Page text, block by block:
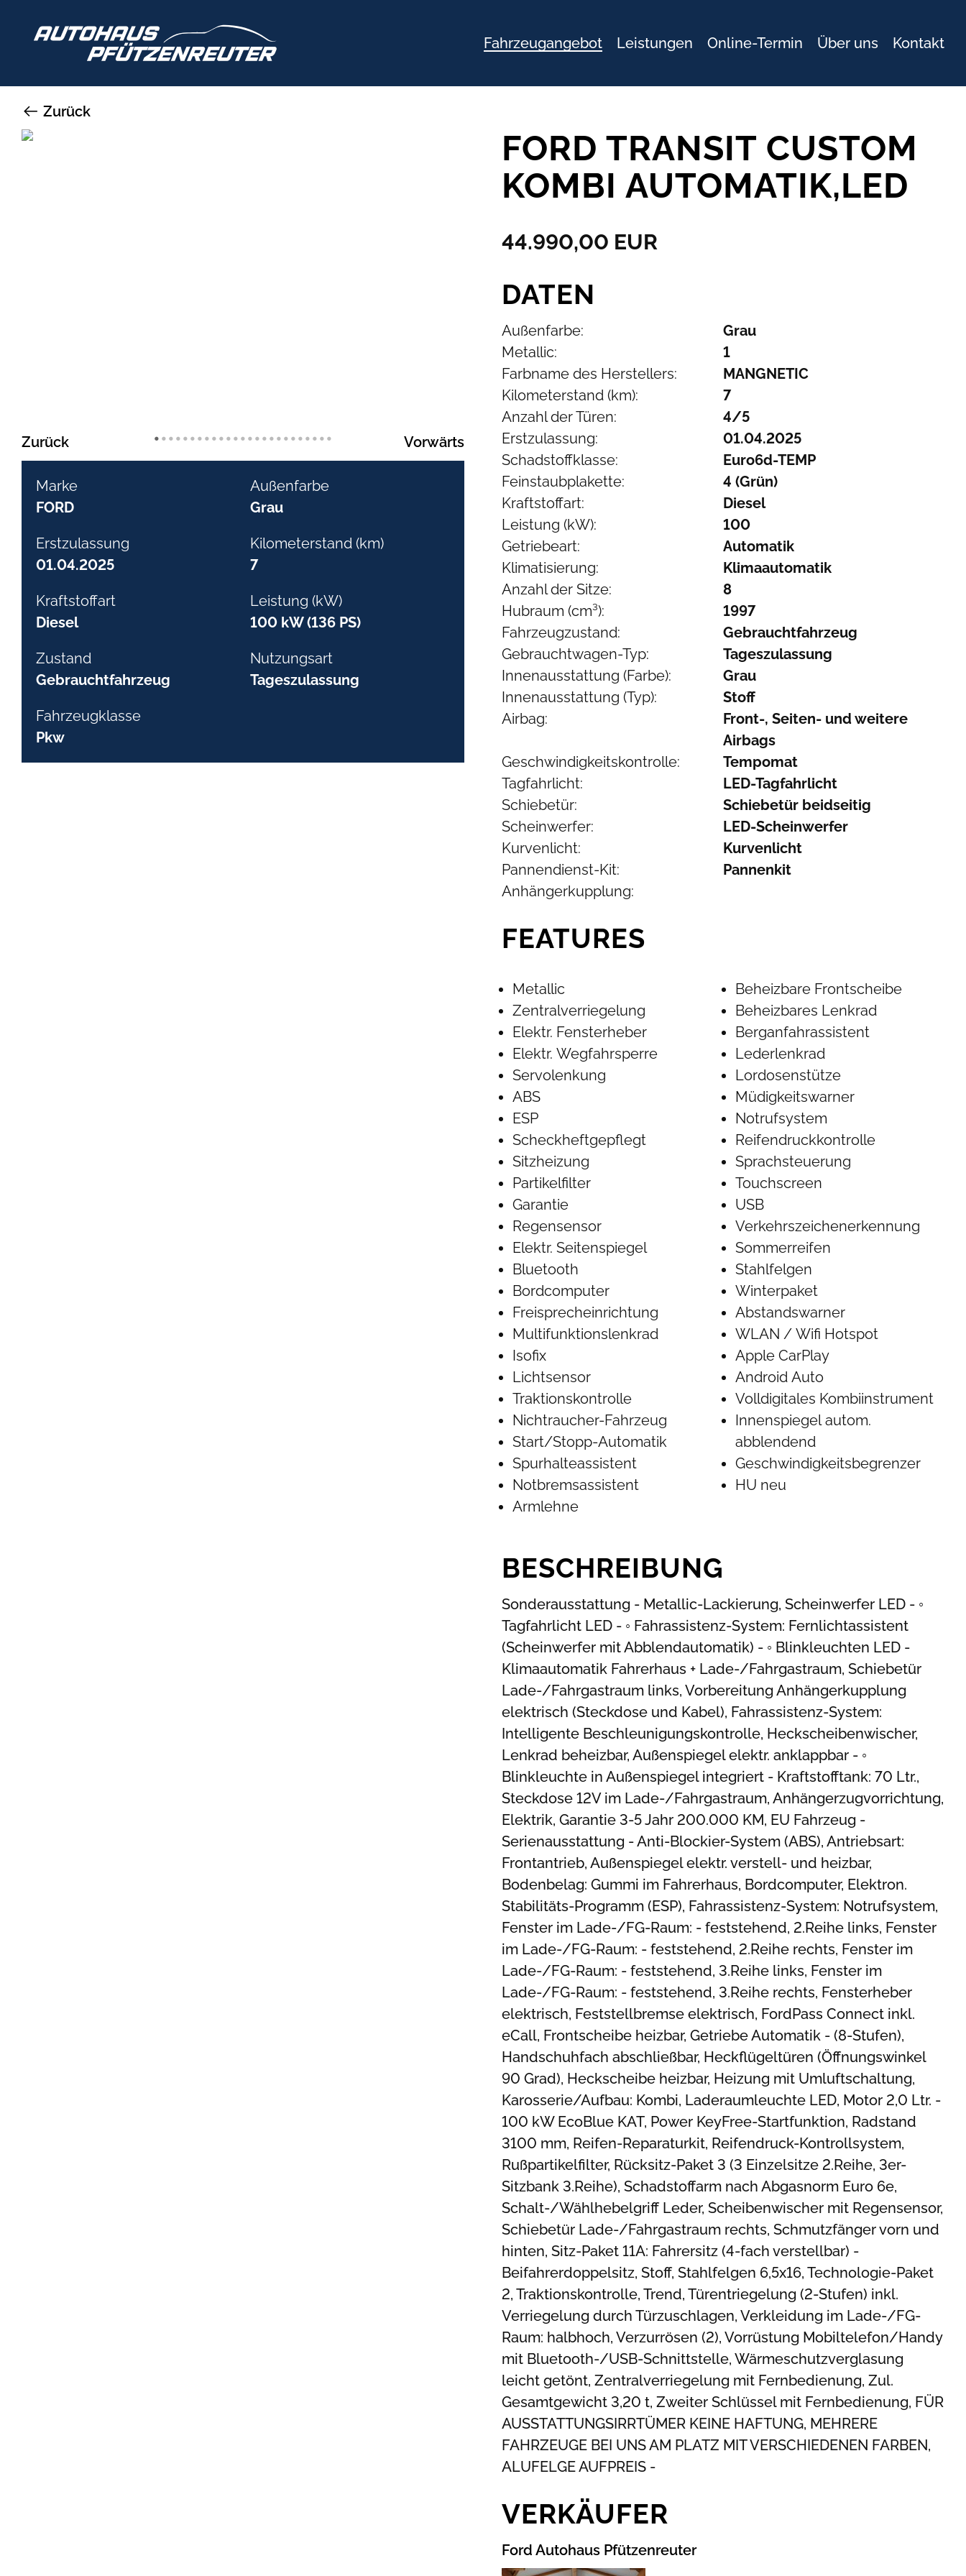
Navigation
überspringen
Fahrzeugangebot Leistungen Online-Termin Über uns Kontakt
Zurück
Zurück ••••••••••••••••••••••••• Vorwärts
Marke
FORD
Außenfarbe
Grau
Erstzulassung
01.04.2025
Kilometerstand (km)
7
Kraftstoffart
Diesel
Leistung (kW)
100 kW (136 PS)
Zustand
Gebrauchtfahrzeug
Nutzungsart
Tageszulassung
Fahrzeugklasse
Pkw
FORD TRANSIT CUSTOM
KOMBI AUTOMATIK,LED
44.990,00 EUR
DATEN
Außenfarbe:
Grau
Metallic:
1
Farbname des Herstellers:
MANGNETIC
Kilometerstand (km):
7
Anzahl der Türen:
4/5
Erstzulassung:
01.04.2025
Schadstoffklasse:
Euro6d-TEMP
Feinstaubplakette:
4 (Grün)
Kraftstoffart:
Diesel
Leistung (kW):
100
Getriebeart:
Automatik
Klimatisierung:
Klimaautomatik
Anzahl der Sitze:
8
Hubraum (cm³):
1997
Fahrzeugzustand:
Gebrauchtfahrzeug
Gebrauchtwagen-Typ:
Tageszulassung
Innenausstattung (Farbe):
Grau
Innenausstattung (Typ):
Stoff
Airbag:
Front-, Seiten- und weitere
Airbags
Geschwindigkeitskontrolle:
Tempomat
Tagfahrlicht:
LED-Tagfahrlicht
Schiebetür:
Schiebetür beidseitig
Scheinwerfer:
LED-Scheinwerfer
Kurvenlicht:
Kurvenlicht
Pannendienst-Kit:
Pannenkit
Anhängerkupplung:
FEATURES
Metallic
Zentralverriegelung
Elektr. Fensterheber
Elektr. Wegfahrsperre
Servolenkung
ABS
ESP
Scheckheftgepflegt
Sitzheizung
Partikelfilter
Garantie
Regensensor
Elektr. Seitenspiegel
Bluetooth
Bordcomputer
Freisprecheinrichtung
Multifunktionslenkrad
Isofix
Lichtsensor
Traktionskontrolle
Nichtraucher-Fahrzeug
Start/Stopp-Automatik
Spurhalteassistent
Notbremsassistent
Armlehne
Beheizbare Frontscheibe
Beheizbares Lenkrad
Berganfahrassistent
Lederlenkrad
Lordosenstütze
Müdigkeitswarner
Notrufsystem
Reifendruckkontrolle
Sprachsteuerung
Touchscreen
USB
Verkehrszeichenerkennung
Sommerreifen
Stahlfelgen
Winterpaket
Abstandswarner
WLAN / Wifi Hotspot
Apple CarPlay
Android Auto
Volldigitales Kombiinstrument
Innenspiegel autom.
abblendend
Geschwindigkeitsbegrenzer
HU neu
BESCHREIBUNG
Sonderausstattung - Metallic-Lackierung, Scheinwerfer LED - ◦
Tagfahrlicht LED - ◦ Fahrassistenz-System: Fernlichtassistent
(Scheinwerfer mit Abblendautomatik) - ◦ Blinkleuchten LED -
Klimaautomatik Fahrerhaus + Lade-/Fahrgastraum, Schiebetür
Lade-/Fahrgastraum links, Vorbereitung Anhängerkupplung
elektrisch (Steckdose und Kabel), Fahrassistenz-System:
Intelligente Beschleunigungskontrolle, Heckscheibenwischer,
Lenkrad beheizbar, Außenspiegel elektr. anklappbar - ◦
Blinkleuchte in Außenspiegel integriert - Kraftstofftank: 70 Ltr.,
Steckdose 12V im Lade-/Fahrgastraum, Anhängerzugvorrichtung,
Elektrik, Garantie 3-5 Jahr 200.000 KM, EU Fahrzeug -
Serienausstattung - Anti-Blockier-System (ABS), Antriebsart:
Frontantrieb, Außenspiegel elektr. verstell- und heizbar,
Bodenbelag: Gummi im Fahrerhaus, Bordcomputer, Elektron.
Stabilitäts-Programm (ESP), Fahrassistenz-System: Notrufsystem,
Fenster im Lade-/FG-Raum: - feststehend, 2.Reihe links, Fenster
im Lade-/FG-Raum: - feststehend, 2.Reihe rechts, Fenster im
Lade-/FG-Raum: - feststehend, 3.Reihe links, Fenster im
Lade-/FG-Raum: - feststehend, 3.Reihe rechts, Fensterheber
elektrisch, Feststellbremse elektrisch, FordPass Connect inkl.
eCall, Frontscheibe heizbar, Getriebe Automatik - (8-Stufen),
Handschuhfach abschließbar, Heckflügeltüren (Öffnungswinkel
90 Grad), Heckscheibe heizbar, Heizung mit Umluftschaltung,
Karosserie/Aufbau: Kombi, Laderaumleuchte LED, Motor 2,0 Ltr. -
100 kW EcoBlue KAT, Power KeyFree-Startfunktion, Radstand
3100 mm, Reifen-Reparaturkit, Reifendruck-Kontrollsystem,
Rußpartikelfilter, Rücksitz-Paket 3 (3 Einzelsitze 2.Reihe, 3er-
Sitzbank 3.Reihe), Schadstoffarm nach Abgasnorm Euro 6e,
Schalt-/Wählhebelgriff Leder, Scheibenwischer mit Regensensor,
Schiebetür Lade-/Fahrgastraum rechts, Schmutzfänger vorn und
hinten, Sitz-Paket 11A: Fahrersitz (4-fach verstellbar) -
Beifahrerdoppelsitz, Stoff, Stahlfelgen 6,5x16, Technologie-Paket
2, Traktionskontrolle, Trend, Türentriegelung (2-Stufen) inkl.
Verriegelung durch Türzuschlagen, Verkleidung im Lade-/FG-
Raum: halbhoch, Verzurrösen (2), Vorrüstung Mobiltelefon/Handy
mit Bluetooth-/USB-Schnittstelle, Wärmeschutzverglasung
leicht getönt, Zentralverriegelung mit Fernbedienung, Zul.
Gesamtgewicht 3,20 t, Zweiter Schlüssel mit Fernbedienung, FÜR
AUSSTATTUNGSIRRTÜMER KEINE HAFTUNG, MEHRERE
FAHRZEUGE BEI UNS AM PLATZ MIT VERSCHIEDENEN FARBEN,
ALUFELGE AUFPREIS -
VERKÄUFER
Ford Autohaus Pfützenreuter